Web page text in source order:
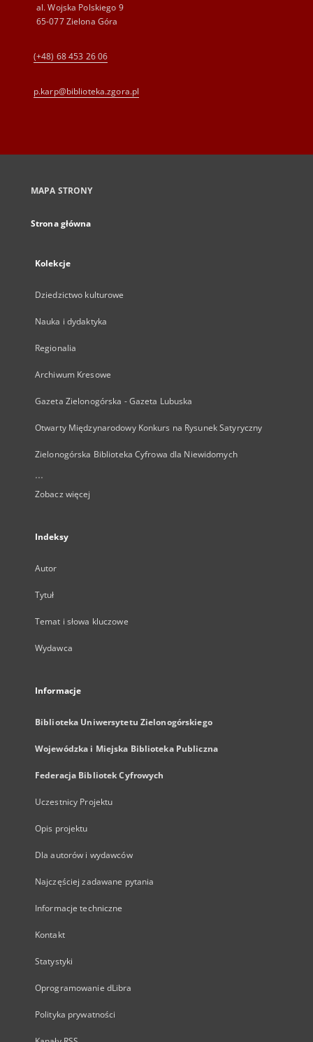
al. Wojska Polskiego 9
65-077 Zielona Góra
(+48) 68 453 26 06
p.karp@biblioteka.zgora.pl
MAPA STRONY
Strona główna
Kolekcje
Dziedzictwo kulturowe
Nauka i dydaktyka
Regionalia
Archiwum Kresowe
Gazeta Zielonogórska - Gazeta Lubuska
Otwarty Międzynarodowy Konkurs na Rysunek Satyryczny
Zielonogórska Biblioteka Cyfrowa dla Niewidomych
...
Zobacz więcej
Indeksy
Autor
Tytuł
Temat i słowa kluczowe
Wydawca
Informacje
Biblioteka Uniwersytetu Zielonogórskiego
Wojewódzka i Miejska Biblioteka Publiczna
Federacja Bibliotek Cyfrowych
Uczestnicy Projektu
Opis projektu
Dla autorów i wydawców
Najczęściej zadawane pytania
Informacje techniczne
Kontakt
Statystyki
Oprogramowanie dLibra
Polityka prywatności